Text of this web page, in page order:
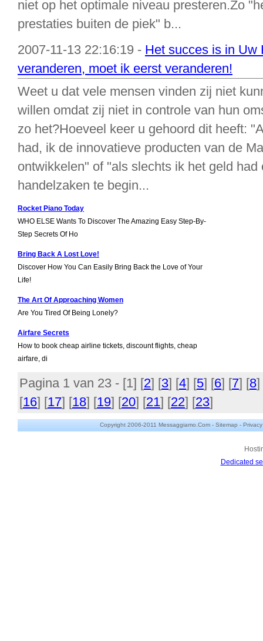
niet op het optimale niveau presteren.Zo
prestaties buiten de piek" b...
2007-11-13 22:16:19 - Het succes is in Uw
veranderen, moet ik eerst veranderen!
Weet u dat vele mensen vinden zij niet
willen omdat zij niet in controle van hun
zo het?Hoeveel keer u gehoord dit heeft:
had, ik de innovatieve producten van de
ontwikkelen" of "als slechts ik het geld had
handelzaken te begin...
Rocket Piano Today
WHO ELSE Wants To Discover The Amazing Easy Step-By-
Step Secrets Of Ho
Bring Back A Lost Love!
Discover How You Can Easily Bring Back the Love of Your
Life!
The Art Of Approaching Women
Are You Tired Of Being Lonely?
Airfare Secrets
How to book cheap airline tickets, discount flights, cheap
airfare, di
Pagina 1 van 23 - [1] [2] [3] [4] [5] [6] [7] [8]
[16] [17] [18] [19] [20] [21] [22] [23]
Copyright 2006-2011 Messaggiamo.Com - Sitemap - Privacy
Dedicated